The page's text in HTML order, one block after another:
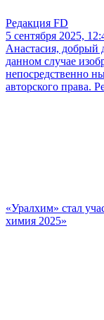
Редакция FD
5 сентября 2025,
Анастасия, добрый
данном случае
непосредственно
авторского права.
«Уралхим» стал
химия 2025»